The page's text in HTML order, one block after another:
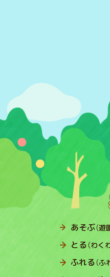
あそぶ（遊
とる（わく
ふれる（